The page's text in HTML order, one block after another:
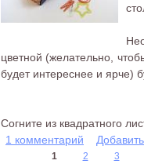
цветной (желательно,
будет интереснее и ярче)
Согните из квадратного
1 комментарий
1 2
3